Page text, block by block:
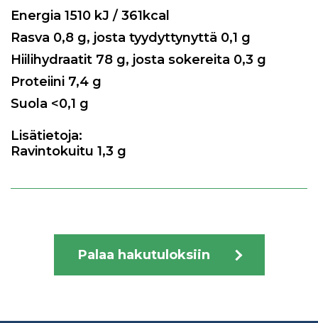
Energia 1510 kJ / 361kcal
Rasva 0,8 g, josta tyydyttynyttä 0,1 g
Hiilihydraatit 78 g, josta sokereita 0,3 g
Proteiini 7,4 g
Suola <0,1 g
Lisätietoja:
Ravintokuitu 1,3 g
Palaa hakutuloksiin